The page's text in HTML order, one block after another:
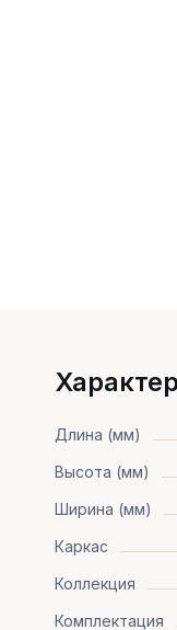
Длина (мм)
Высота (мм)
Ширина (мм)
Каркас
Коллекция
Комплектация